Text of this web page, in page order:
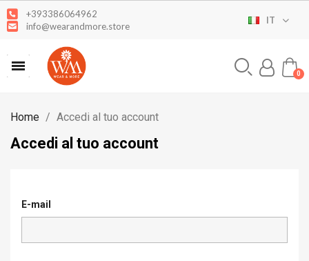
+393386064962
info@wearandmore.store
IT
Home Accedi al tuo account
Accedi al tuo account
E-mail